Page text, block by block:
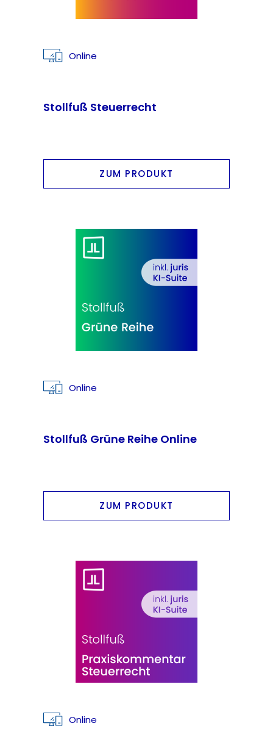
Online
Stollfuß Steuerrecht
ZUM PRODUKT
Online
Stollfuß Grüne Reihe Online
ZUM PRODUKT
Online